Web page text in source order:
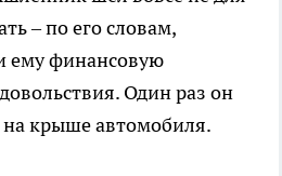
– по его словам,
ему финансовую
Один раз он
крыше автомобиля.